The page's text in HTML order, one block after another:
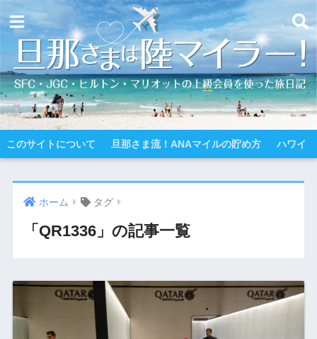
このサイトについて 旦那さま流！ANAマイルの貯め方 ハワイ
ホーム タグ
「QR1336」の記事一覧